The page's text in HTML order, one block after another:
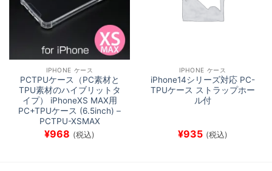
IPHONE ケース
PCTPUケース（PC素材と
TPU素材のハイブリットタ
イプ） iPhoneXS MAX用
PC+TPUケース (6.5inch) –
PCTPU-XSMAX
¥968 (税込)
IPHONE ケース
iPhone14シリーズ対応 PC-
TPUケース ストラップホー
ル付
¥935 (税込)